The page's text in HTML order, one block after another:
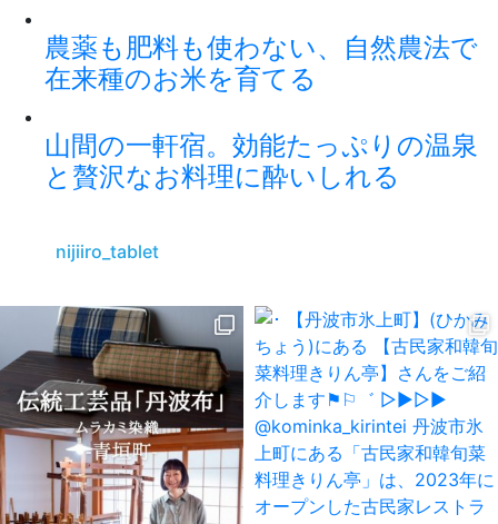
農薬も肥料も使わない、自然農法で
在来種のお米を育てる
山間の一軒宿。効能たっぷりの温泉
と贅沢なお料理に酔いしれる
nijiiro_tablet